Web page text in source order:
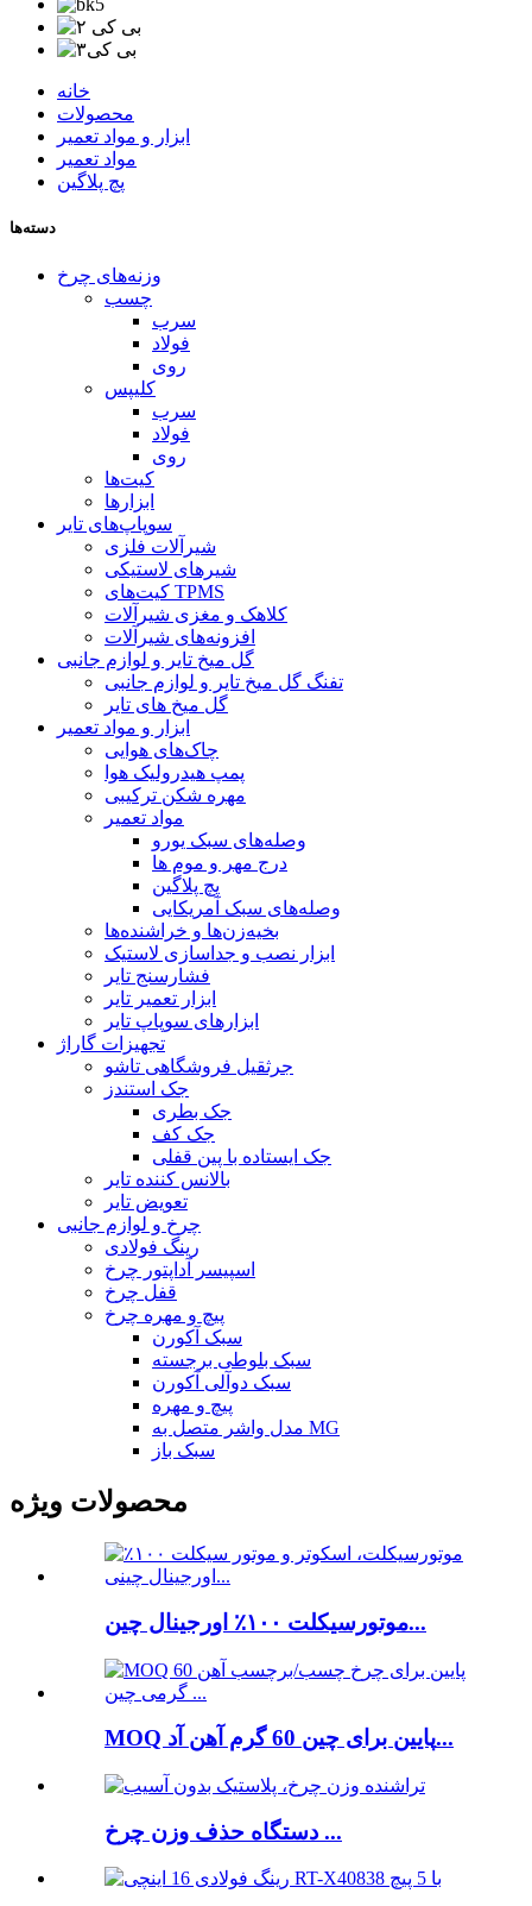
خانه
محصولات
ابزار و مواد تعمیر
مواد تعمیر
پچ پلاگین
دسته‌ها
وزنه‌های چرخ
چسب
سرب
فولاد
روی
کلیپس
سرب
فولاد
روی
کیت‌ها
ابزارها
سوپاپ‌های تایر
شیرآلات فلزی
شیرهای لاستیکی
کیت‌های TPMS
کلاهک و مغزی شیرآلات
افزونه‌های شیرآلات
گل میخ تایر و لوازم جانبی
تفنگ گل میخ تایر و لوازم جانبی
گل میخ های تایر
ابزار و مواد تعمیر
چاک‌های هوایی
پمپ هیدرولیک هوا
مهره شکن ترکیبی
مواد تعمیر
وصله‌های سبک یورو
درج مهر و موم ها
پچ پلاگین
وصله‌های سبک آمریکایی
بخیه‌زن‌ها و خراشنده‌ها
ابزار نصب و جداسازی لاستیک
فشارسنج تایر
ابزار تعمیر تایر
ابزارهای سوپاپ تایر
تجهیزات گاراژ
جرثقیل فروشگاهی تاشو
جک استندز
جک بطری
جک کف
جک ایستاده با پین قفلی
بالانس کننده تایر
تعویض تایر
چرخ و لوازم جانبی
رینگ فولادی
اسپیسر آداپتور چرخ
قفل چرخ
پیچ و مهره چرخ
سبک آکورن
سبک بلوطی برجسته
سبک دوآلی آکورن
پیچ و مهره
مدل واشر متصل به MG
سبک باز
محصولات ویژه
موتورسیکلت ۱۰۰٪ اورجینال چین...
MOQ پایین برای چین 60 گرم آهن آد...
دستگاه حذف وزن چرخ ...